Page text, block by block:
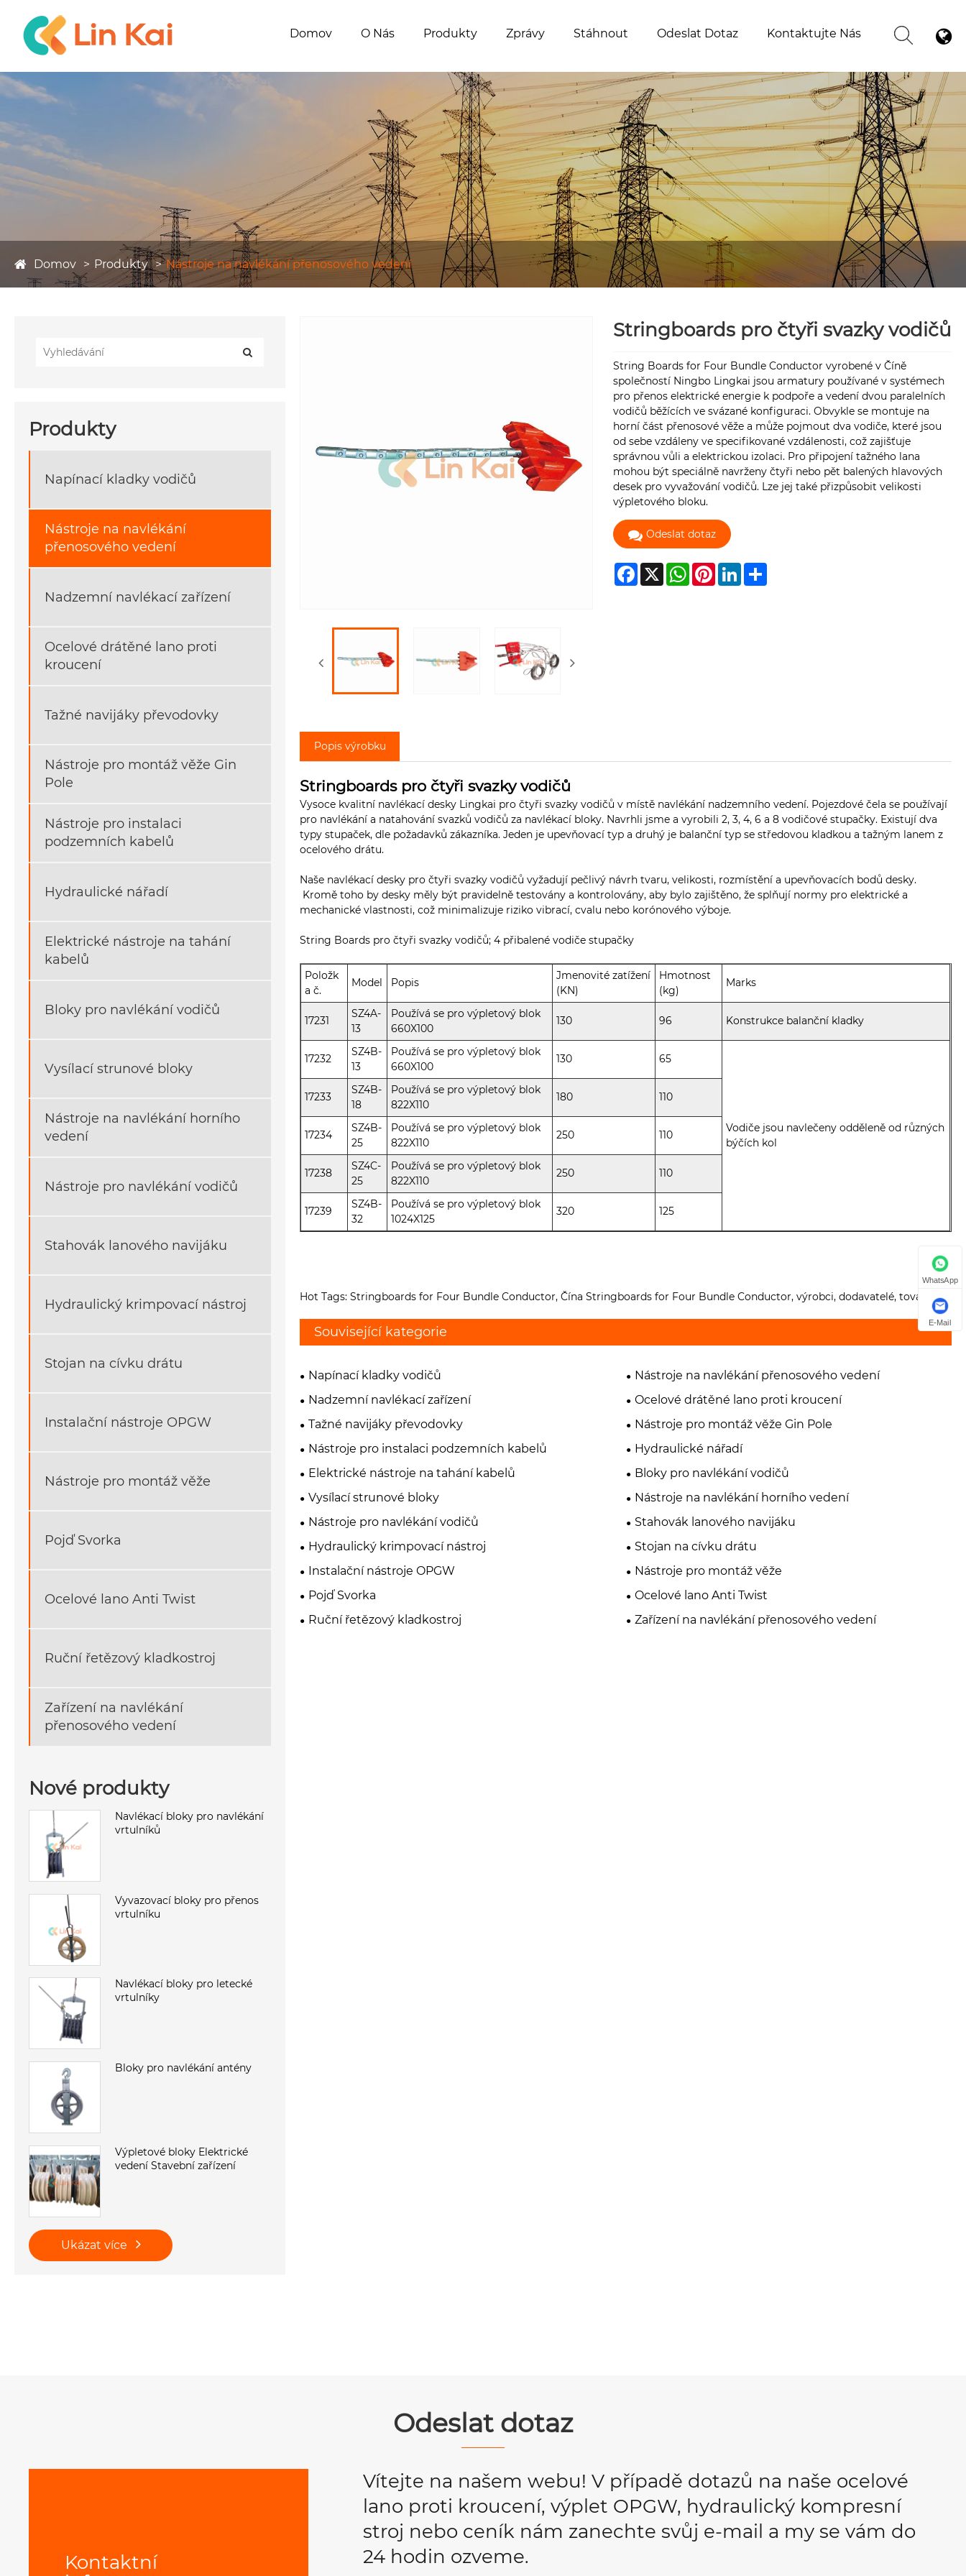
Domov O Nás Produkty Zprávy Stáhnout Odeslat Dotaz Kontaktujte Nás
Domov Produkty Nástroje na navlékání přenosového vedení
Produkty
Napínací kladky vodičů
Nástroje na navlékání
přenosového vedení
Nadzemní navlékací zařízení
Ocelové drátěné lano proti
kroucení
Tažné navijáky převodovky
Nástroje pro montáž věže Gin
Pole
Nástroje pro instalaci
podzemních kabelů
Hydraulické nářadí
Elektrické nástroje na tahání
kabelů
Bloky pro navlékání vodičů
Vysílací strunové bloky
Nástroje na navlékání horního
vedení
Nástroje pro navlékání vodičů
Stahovák lanového navijáku
Hydraulický krimpovací nástroj
Stojan na cívku drátu
Instalační nástroje OPGW
Nástroje pro montáž věže
Pojď Svorka
Ocelové lano Anti Twist
Ruční řetězový kladkostroj
Zařízení na navlékání
přenosového vedení
Nové produkty
Navlékací bloky pro navlékání
vrtulníků
Vyvazovací bloky pro přenos
vrtulníku
Navlékací bloky pro letecké
vrtulníky
Bloky pro navlékání antény
Výpletové bloky Elektrické
vedení Stavební zařízení
Ukázat více
Stringboards pro čtyři svazky vodičů
String Boards for Four Bundle Conductor vyrobené v Číně
společností Ningbo Lingkai jsou armatury používané v systémech
pro přenos elektrické energie k podpoře a vedení dvou paralelních
vodičů běžících ve svázané konfiguraci. Obvykle se montuje na
horní část přenosové věže a může pojmout dva vodiče, které jsou
od sebe vzdáleny ve specifikované vzdálenosti, což zajišťuje
správnou vůli a elektrickou izolaci. Pro připojení tažného lana
mohou být speciálně navrženy čtyři nebo pět balených hlavových
desek pro vyvažování vodičů. Lze jej také přizpůsobit velikosti
výpletového bloku.
Odeslat dotaz
Facebook
X WhatsApp
PinterestLinkedInShare
Popis výrobku
Stringboards pro čtyři svazky vodičů
Vysoce kvalitní navlékací desky Lingkai pro čtyři svazky vodičů v místě navlékání nadzemního vedení. Pojezdové čela se používají
pro navlékání a natahování svazků vodičů za navlékací bloky. Navrhli jsme a vyrobili 2, 3, 4, 6 a 8 vodičové stupačky. Existují dva
typy stupaček, dle požadavků zákazníka. Jeden je upevňovací typ a druhý je balanční typ se středovou kladkou a tažným lanem z
ocelového drátu.
Naše navlékací desky pro čtyři svazky vodičů vyžadují pečlivý návrh tvaru, velikosti, rozmístění a upevňovacích bodů desky.
Kromě toho by desky měly být pravidelně testovány a kontrolovány, aby bylo zajištěno, že splňují normy pro elektrické a
mechanické vlastnosti, což minimalizuje riziko vibrací, cvalu nebo korónového výboje.
String Boards pro čtyři svazky vodičů; 4 přibalené vodiče stupačky
Položk
a č.
Model Popis
Jmenovité zatížení
(KN)
Hmotnost
(kg)
Marks
17231
SZ4A-
13
Používá se pro výpletový blok
660X100
130 96 Konstrukce balanční kladky
17232
SZ4B-
13
Používá se pro výpletový blok
660X100
130 65
Vodiče jsou navlečeny odděleně od různých
býčích kol
17233
SZ4B-
18
Používá se pro výpletový blok
822X110
180 110
17234
SZ4B-
25
Používá se pro výpletový blok
822X110
250 110
17238
SZ4C-
25
Používá se pro výpletový blok
822X110
250 110
17239
SZ4B-
32
Používá se pro výpletový blok
1024X125
320 125
Hot Tags: Stringboards for Four Bundle Conductor, Čína Stringboards for Four Bundle Conductor, výrobci, dodavatelé, továrna
Související kategorie
Napínací kladky vodičů
Nástroje na navlékání přenosového vedení
Nadzemní navlékací zařízení
Ocelové drátěné lano proti kroucení
Tažné navijáky převodovky
Nástroje pro montáž věže Gin Pole
Nástroje pro instalaci podzemních kabelů
Hydraulické nářadí
Elektrické nástroje na tahání kabelů
Bloky pro navlékání vodičů
Vysílací strunové bloky
Nástroje na navlékání horního vedení
Nástroje pro navlékání vodičů
Stahovák lanového navijáku
Hydraulický krimpovací nástroj
Stojan na cívku drátu
Instalační nástroje OPGW
Nástroje pro montáž věže
Pojď Svorka
Ocelové lano Anti Twist
Ruční řetězový kladkostroj
Zařízení na navlékání přenosového vedení
Odeslat dotaz
Kontaktní
Vítejte na našem webu! V případě dotazů na naše ocelové
lano proti kroucení, výplet OPGW, hydraulický kompresní
stroj nebo ceník nám zanechte svůj e-mail a my se vám do
24 hodin ozveme.
WhatsApp
E-Mail